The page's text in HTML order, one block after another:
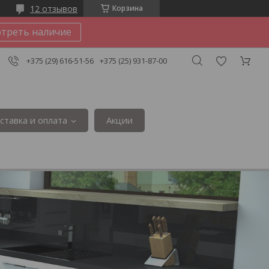
Корзина
12 отзывов
наличие
+375 (29) 616-51-56 +375 (25) 931-87-00
и оплата Акции